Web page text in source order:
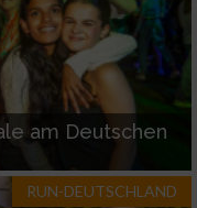
am Deutschen
RUN-DEUTSCHLAND